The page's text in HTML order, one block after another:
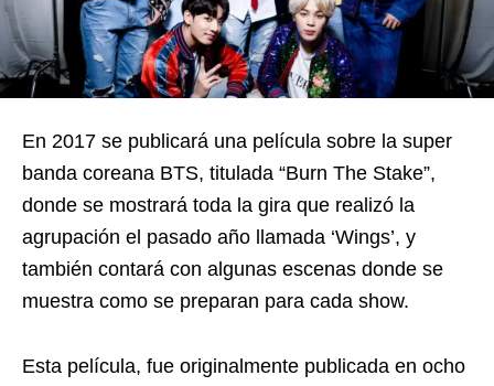
En 2017 se publicará una película sobre la super
banda coreana BTS, titulada “Burn The Stake”,
donde se mostrará toda la gira que realizó la
agrupación el pasado año llamada ‘Wings’, y
también contará con algunas escenas donde se
muestra como se preparan para cada show.
Esta película, fue originalmente publicada en ocho